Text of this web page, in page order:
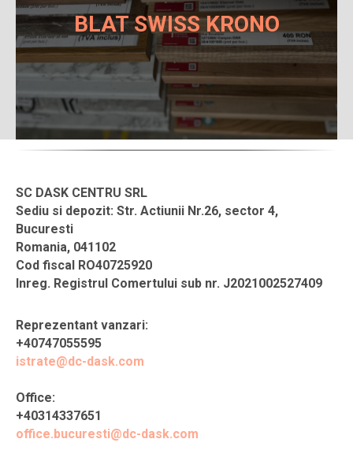
BLAT SWISS KRONO
SC DASK CENTRU SRL
Sediu si depozit: Str. Actiunii Nr.26, sector 4,
Bucuresti
Romania, 041102
Cod fiscal RO40725920
Inreg. Registrul Comertului sub nr. J2021002527409
Reprezentant vanzari:
+40747055595
istrate@dc-dask.com
Office:
+40314337651
office.bucuresti@dc-dask.com